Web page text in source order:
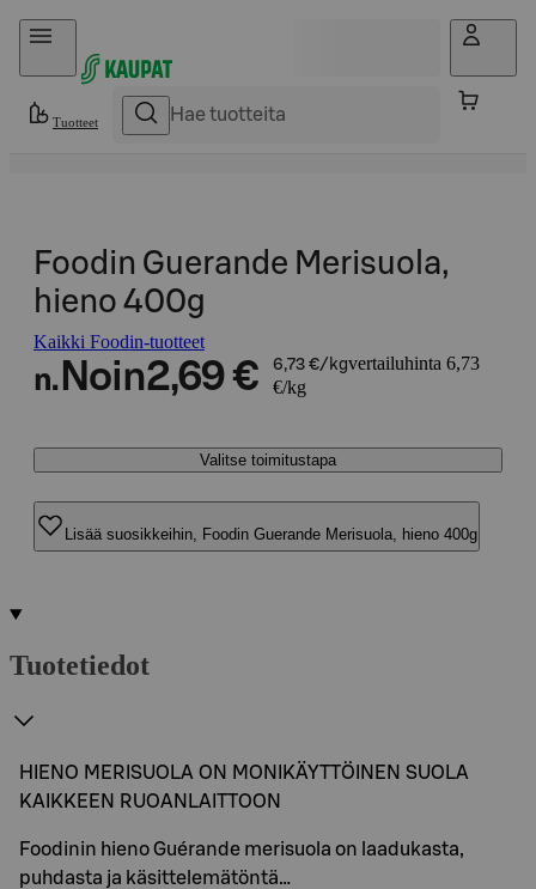
Hyppää sisältöön
Tuotteet
Foodin Guerande Merisuola,
hieno 400g
Kaikki Foodin-tuotteet
n. Noin2,69 € 6,73 €/kgvertailuhinta 6,73
€/kg
Valitse toimitustapa
Lisää suosikkeihin, Foodin Guerande Merisuola, hieno 400g
Tuotetiedot
HIENO MERISUOLA ON MONIKÄYTTÖINEN SUOLA
KAIKKEEN RUOANLAITTOON
Foodinin hieno Guérande merisuola on laadukasta,
puhdasta ja käsittelemätöntä…